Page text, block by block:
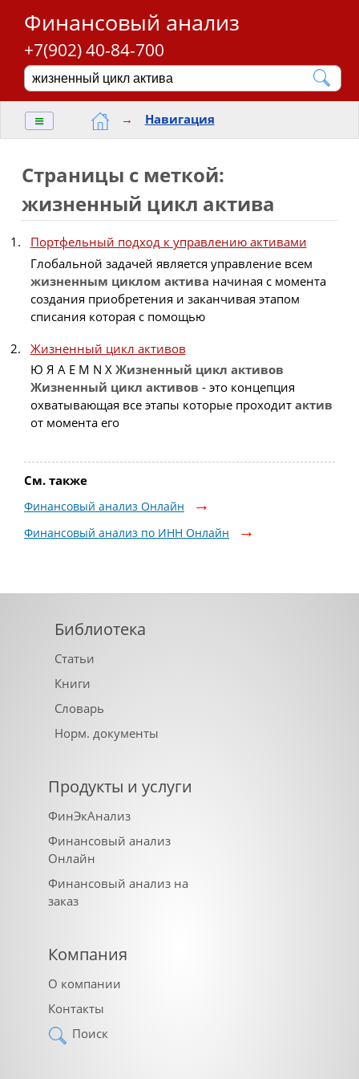
Финансовый анализ
+7(902) 40-84-700
≡ → Навигация
Страницы с меткой:
жизненный цикл актива
Портфельный подход к управлению активами
Глобальной задачей является управление всем
жизненным циклом актива начиная с момента
создания приобретения и заканчивая этапом
списания которая с помощью
Жизненный цикл активов
Ю Я A E M N X Жизненный цикл активов
Жизненный цикл активов - это концепция
охватывающая все этапы которые проходит актив
от момента его
См. также
Финансовый анализ Онлайн
Финансовый анализ по ИНН Онлайн
Библиотека
Статьи
Книги
Словарь
Норм. документы
Продукты и услуги
ФинЭкАнализ
Финансовый анализ
Онлайн
Финансовый анализ на
заказ
Компания
О компании
Контакты
Поиск